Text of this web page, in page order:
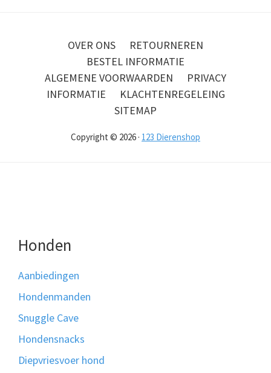
OVER ONS
RETOURNEREN
BESTEL INFORMATIE
ALGEMENE VOORWAARDEN
PRIVACY
INFORMATIE
KLACHTENREGELEING
SITEMAP
Copyright © 2026 · 123 Dierenshop
Honden
Aanbiedingen
Hondenmanden
Snuggle Cave
Hondensnacks
Diepvriesvoer hond